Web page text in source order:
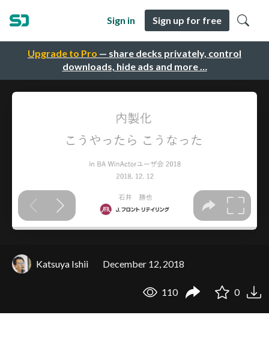
Upgrade to Pro — share decks privately, control
downloads, hide ads and more …
Sign in Sign up for free
Katsuya Ishii December 12, 2018
110 0